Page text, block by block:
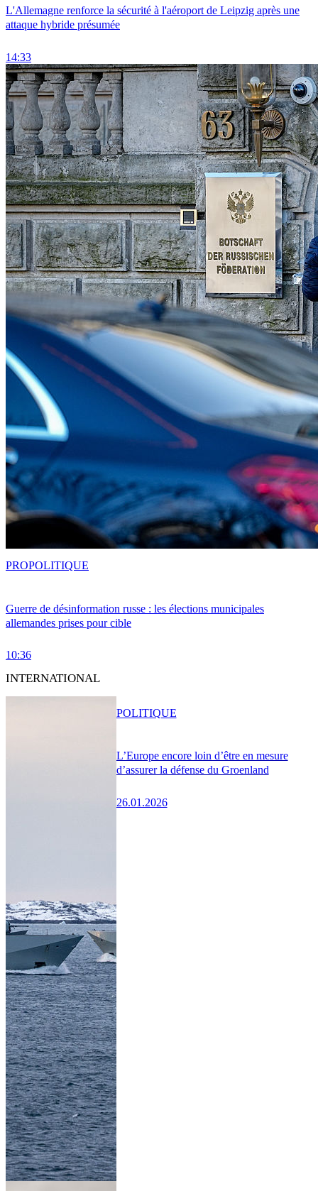
L'Allemagne renforce la sécurité à l'aéroport de Leipzig après une
attaque hybride présumée
14:33
Guerre de désinformation russe : les élections municipales
allemandes prises pour cible
10:36
PROPOLITIQUE
INTERNATIONAL
L’Europe encore loin d’être en mesure
d’assurer la défense du Groenland
26.01.2026
POLITIQUE